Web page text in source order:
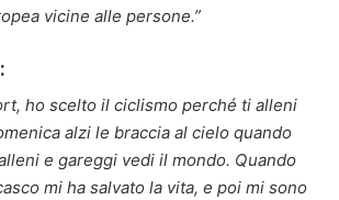
vicine alle persone.”
ho scelto il ciclismo perché ti alleni
alzi le braccia al cielo quando
e gareggi vedi il mondo. Quando
mi ha salvato la vita, e poi mi sono